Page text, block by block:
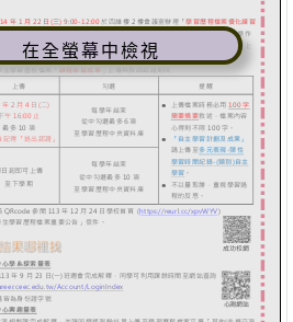
在全螢幕中檢視